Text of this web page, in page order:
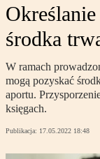
środka
W ramach
mogą pozyskać
aportu.
księgach.
Publikacja: 17.05.2022 18:48